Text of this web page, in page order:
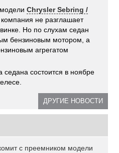
моделиChrysler Sebring /
компания не разглашает
Но по слухам седан
бензиновым мотором, а
агрегатом
седана состоится в ноябре
ДРУГИЕ НОВОСТИ
с преемником модели